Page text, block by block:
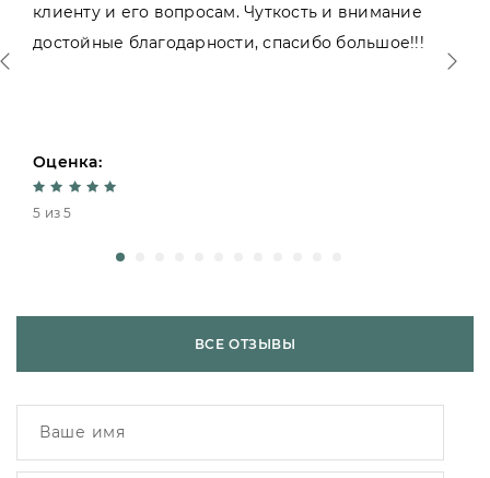
клиенту и его вопросам. Чуткость и внимание
достойные благодарности, спасибо большое!!!
Оценка:
5 из 5
ВСЕ ОТЗЫВЫ